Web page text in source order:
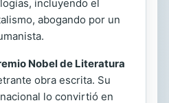
incluyendo el
abogando por un
Nobel de Literatura
obra escrita. Su
lo convirtió en